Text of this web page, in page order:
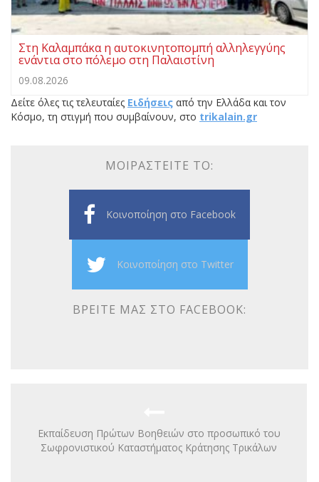
Στη Καλαμπάκα η αυτοκινητοπομπή αλληλεγγύης
ενάντια στο πόλεμο στη Παλαιστίνη
09.08.2026
Δείτε όλες τις τελευταίες Ειδήσεις από την Ελλάδα και τον
Κόσμο, τη στιγμή που συμβαίνουν, στο trikalain.gr
ΜΟΙΡΑΣΤΕΊΤΕ ΤΟ:
Κοινοποίηση στο Facebook
Κοινοποίηση στο Twitter
ΒΡΕΊΤΕ ΜΑΣ ΣΤΟ FACEBOOK:
Εκπαίδευση Πρώτων Βοηθειών στο προσωπικό του
Σωφρονιστικού Καταστήματος Κράτησης Τρικάλων